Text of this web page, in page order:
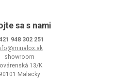
sa s nami
948 302 251
showroom
13/K
90101 Malacky